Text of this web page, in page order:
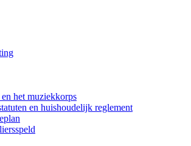
het muziekkorps
en huishoudelijk reglement